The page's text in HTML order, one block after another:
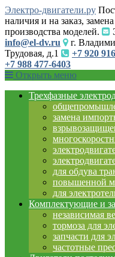
Электро-двигатели.ру
наличия и на заказ,
производства моделей.
info@el-dv.ru
г.
Трудовая, д.1
+7 920
+7 988 477-6403
Открыть меню
Трехфазные
замена
для обдува
повышенной
для
Комплектующие и
независимая
тормоза для
запчасти для
частотные